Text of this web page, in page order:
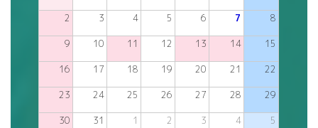
2 3 4 5 6 7 8
9 10 11 12 13 14 15
16 17 18 19 20 21 22
23 24 25 26 27 28 29
30 31 1 2 3 4 5